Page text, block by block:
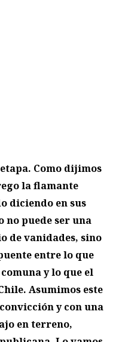
Como dijimos
la flamante
diciendo en sus
no puede ser una
de vanidades, sino
entre lo que
y lo que el
Asumimos este
y con una
en terreno,